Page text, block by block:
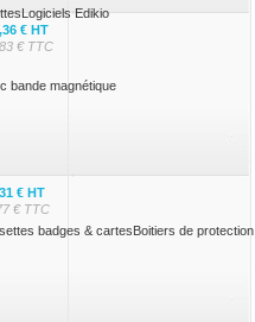
Logiciels Edikio
bande magnétique
badges & cartesBoitiers de protection
€ HT
€ TTC
€ HT
€ TTC